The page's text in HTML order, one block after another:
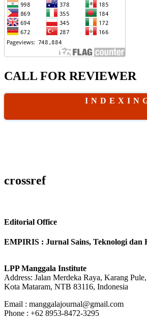
CALL FOR REVIEWER
I N D E X I N
crossref
Editorial Office
EMPIRIS : Jurnal Sains, Teknologi dan
LPP Manggala Institute
Address: Jalan Merdeka Raya, Karang
Kota Mataram, NTB 83116, Indonesia
Email : manggalajournal@gmail.com
Phone : +62 8953-8472-3295